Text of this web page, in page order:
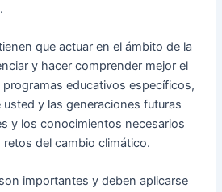
que actuar en el ámbito de la
y hacer comprender mejor el
educativos específicos,
y las generaciones futuras
y los conocimientos necesarios
del cambio climático.
importantes y deben aplicarse